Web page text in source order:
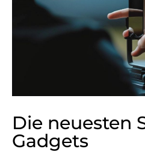
Die neuesten
Gadgets